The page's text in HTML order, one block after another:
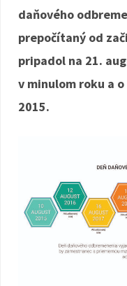
daňového
prepočítaný od
pripadol na 21.
v minulom roku a
2015.